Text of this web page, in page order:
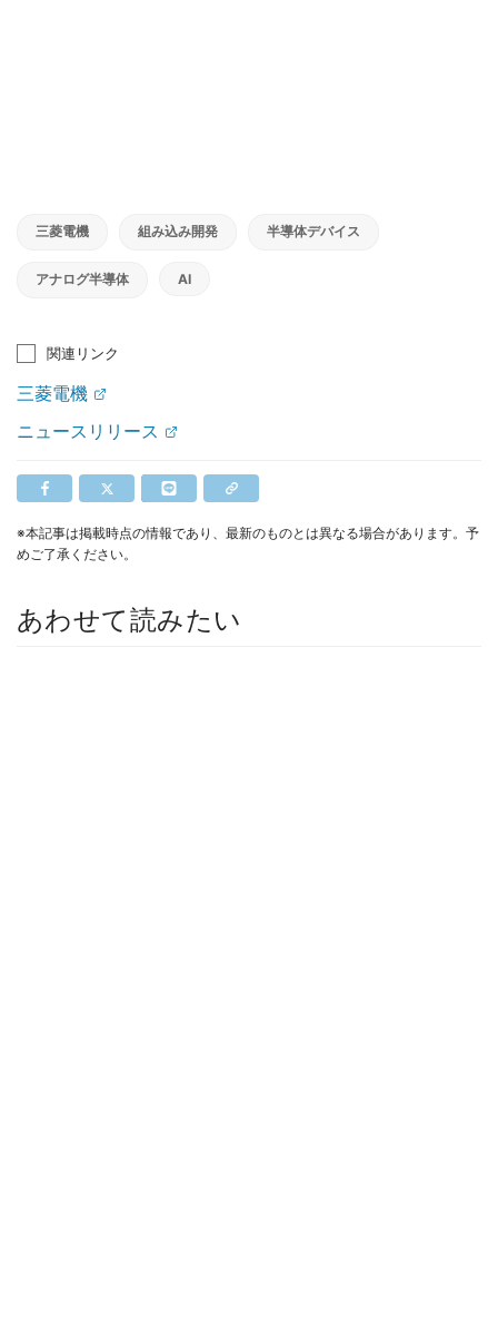
三菱電機 組み込み開発 半導体デバイス
アナログ半導体 AI
関連リンク
三菱電機
ニュースリリース
※本記事は掲載時点の情報であり、最新のものとは異なる場合があります。予
めご了承ください。
あわせて読みたい